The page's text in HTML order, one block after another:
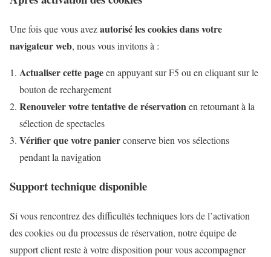
Une fois que vous avezautorisé les cookies dans votre
navigateur web, nous vous invitons à :
Actualiser cette pageen appuyant sur F5 ou en cliquant sur le
bouton de rechargement
Renouveler votre tentative de réservation en retournant à la
sélection de spectacles
Vérifier que votre panierconserve bien vos sélections
pendant la navigation
Support technique disponible
Si vous rencontrez des difficultés techniques lors de l’activation
des cookies ou du processus de réservation, notre équipe de
support client reste à votre disposition pour vous accompagner